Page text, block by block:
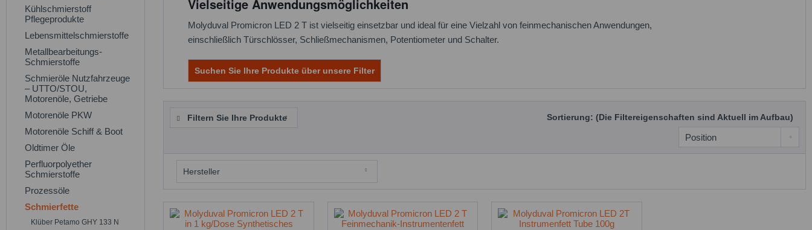
Kühlschmierstoff
Pflegeprodukte
Lebensmittelschmierstoffe
Metallbearbeitungs-
Schmierstoffe
Schmieröle Nutzfahrzeuge
– UTTO/STOU,
Motorenöle, Getriebe
Motorenöle PKW
Motorenöle Schiff & Boot
Oldtimer Öle
Perfluorpolyether
Schmierstoffe
Prozessöle
Schmierfette
Klüber Petamo GHY 133 N
Vielseitige Anwendungsmöglichkeiten
Molyduval Promicron LED 2 T ist vielseitig einsetzbar und ideal für eine Vielzahl von feinmechanischen Anwendungen,
einschließlich Türschlösser, Schließmechanismen, Potentiometer und Schalter.
Suchen Sie Ihre Produkte über unsere Filter
Filtern Sie Ihre Produkte Sortierung: (Die Filtereigenschaften sind Aktuell im Aufbau)
Hersteller